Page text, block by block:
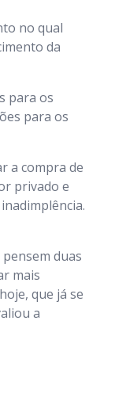
no qual
da
para os
para os
a compra de
privado e
duas
mais
que já se
a